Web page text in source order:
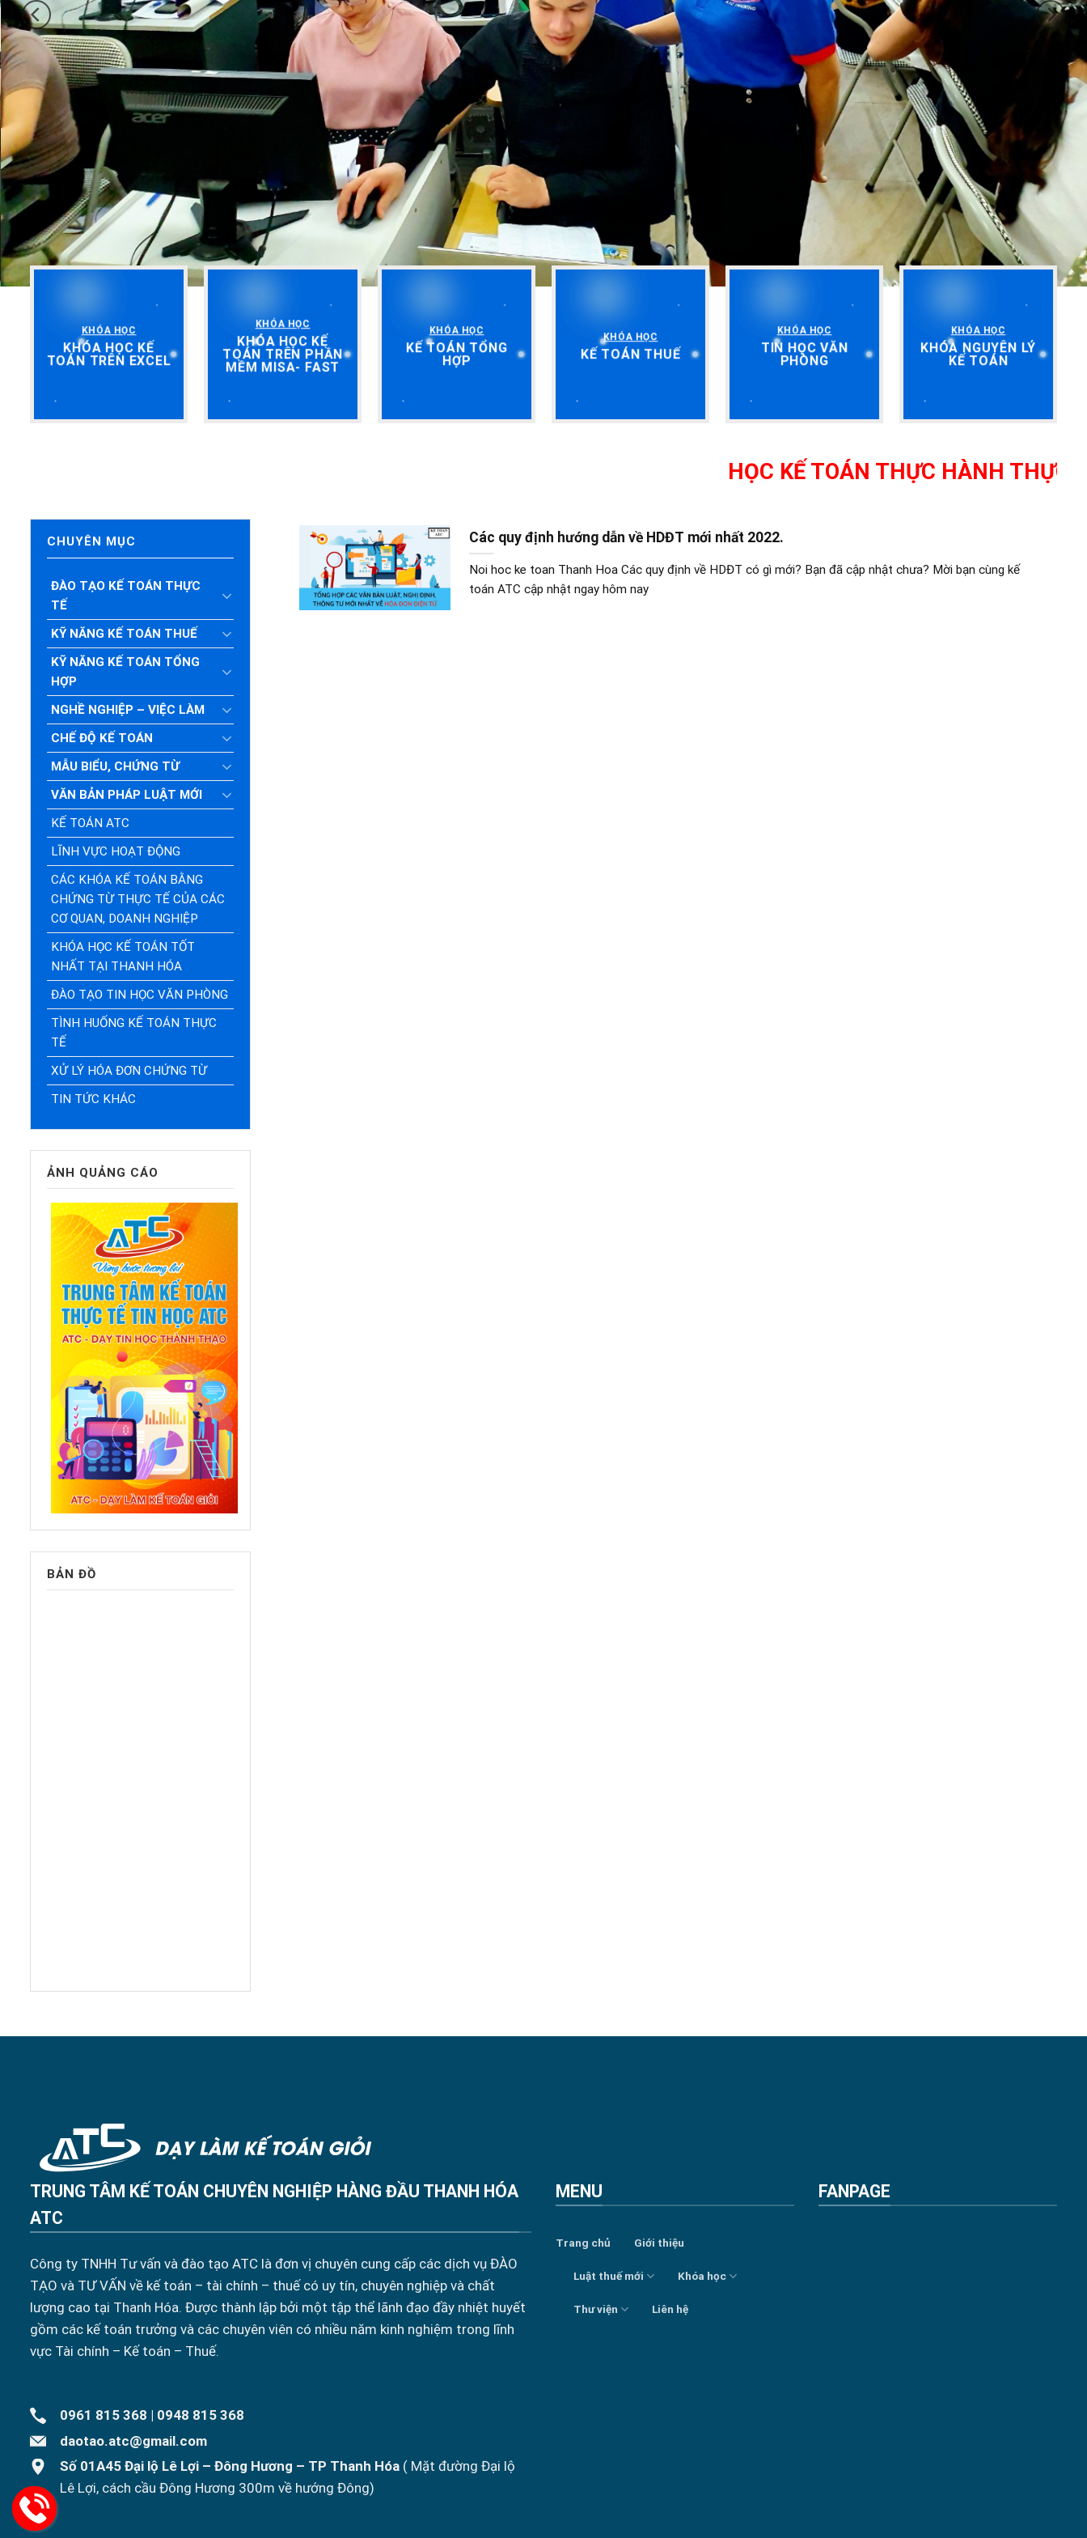
KHÓA HỌC
KHÓA HỌC KẾ
TOÁN TRÊN EXCEL
KHÓA HỌC
KHÓA HỌC KẾ
TOÁN TRÊN PHẦN
MỀM MISA- FAST
KHÓA HỌC
KẾ TOÁN TỔNG
HỢP
KHÓA HỌC
KẾ TOÁN THUẾ
KHÓA HỌC
TIN HỌC VĂN
PHÒNG
KHÓA HỌC
KHÓA NGUYÊN LÝ
KẾ TOÁN
HỌC KẾ TOÁN THỰC HÀNH THỰC TẾ
CHUYÊN MỤC
ĐÀO TẠO KẾ TOÁN THỰC
TẾ
KỸ NĂNG KẾ TOÁN THUẾ
KỸ NĂNG KẾ TOÁN TỔNG
HỢP
NGHỀ NGHIỆP – VIỆC LÀM
CHẾ ĐỘ KẾ TOÁN
MẪU BIỂU, CHỨNG TỪ
VĂN BẢN PHÁP LUẬT MỚI
KẾ TOÁN ATC
LĨNH VỰC HOẠT ĐỘNG
CÁC KHÓA KẾ TOÁN BẰNG
CHỨNG TỪ THỰC TẾ CỦA CÁC
CƠ QUAN, DOANH NGHIỆP
KHÓA HỌC KẾ TOÁN TỐT
NHẤT TẠI THANH HÓA
ĐÀO TẠO TIN HỌC VĂN PHÒNG
TÌNH HUỐNG KẾ TOÁN THỰC
TẾ
XỬ LÝ HÓA ĐƠN CHỨNG TỪ
TIN TỨC KHÁC
ẢNH QUẢNG CÁO
BẢN ĐỒ
Các quy định hướng dẫn về HDĐT mới nhất 2022.
Noi hoc ke toan Thanh Hoa Các quy định về HDĐT có gì mới? Bạn đã cập nhật chưa? Mời bạn cùng kế
toán ATC cập nhật ngay hôm nay
TRUNG TÂM KẾ TOÁN CHUYÊN NGHIỆP HÀNG ĐẦU THANH HÓA
ATC
Công ty TNHH Tư vấn và đào tạo ATC là đơn vị chuyên cung cấp các dịch vụ ĐÀO
TẠO và TƯ VẤN về kế toán – tài chính – thuế có uy tín, chuyên nghiệp và chất
lượng cao tại Thanh Hóa. Được thành lập bởi một tập thể lãnh đạo đầy nhiệt huyết
gồm các kế toán trưởng và các chuyên viên có nhiều năm kinh nghiệm trong lĩnh
vực Tài chính – Kế toán – Thuế.
0961 815 368 | 0948 815 368
daotao.atc@gmail.com
Số 01A45 Đại lộ Lê Lợi – Đông Hương – TP Thanh Hóa ( Mặt đường Đại lộ
Lê Lợi, cách cầu Đông Hương 300m về hướng Đông)
MENU
Trang chủ Giới thiệu
Luật thuế mới Khóa học
Thư viện Liên hệ
FANPAGE